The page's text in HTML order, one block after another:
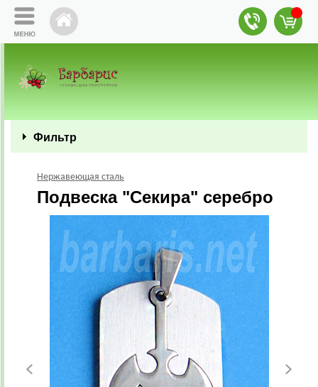
Фильтр
Нержавеющая сталь
Подвеска "Секира" серебро